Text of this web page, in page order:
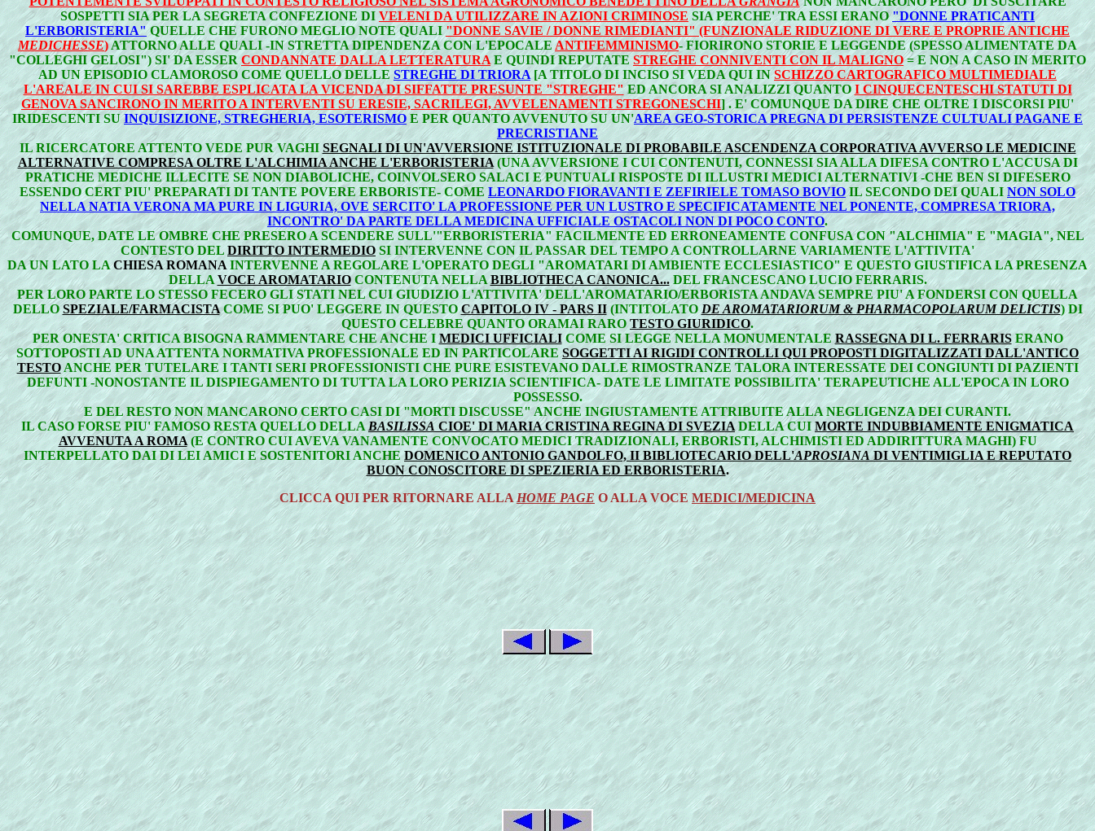
SOSPETTI SIA PER LA SEGRETA CONFEZIONE DI VELENI DA UTILIZZARE IN AZIONI CRIMINOSESIA PERCHE' TRA ESSI ERANO"DONNE PRATICANTI
L'ERBORISTERIA"QUELLE CHE FURONO MEGLIO NOTE QUALI"DONNE SAVIE / DONNE RIMEDIANTI" (FUNZIONALE RIDUZIONE DI VERE E PROPRIE ANTICHE
MEDICHESSE)ATTORNO ALLE QUALI -IN STRETTA DIPENDENZA CON L'EPOCALE ANTIFEMMINISMO- FIORIRONO STORIE E LEGGENDE (SPESSO ALIMENTATE DA
"COLLEGHI GELOSI") SI' DA ESSER CONDANNATE DALLA LETTERATURA E QUINDI REPUTATE STREGHE CONNIVENTI CON IL MALIGNO= E NON A CASO IN MERITO
AD UN EPISODIO CLAMOROSO COME QUELLO DELLE STREGHE DI TRIORA[A TITOLO DI INCISO SI VEDA QUI INSCHIZZO CARTOGRAFICO MULTIMEDIALE
L'AREALE IN CUI SI SAREBBE ESPLICATA LA VICENDA DI SIFFATTE PRESUNTE "STREGHE"ED ANCORA SI ANALIZZI QUANTOI CINQUECENTESCHI STATUTI DI
GENOVA SANCIRONO IN MERITO A INTERVENTI SU ERESIE, SACRILEGI, AVVELENAMENTI STREGONESCHI] . E' COMUNQUE DA DIRE CHE OLTRE I DISCORSI PIU'
IRIDESCENTI SUINQUISIZIONE, STREGHERIA, ESOTERISMOE PER QUANTO AVVENUTO SU UN'AREA GEO-STORICA PREGNA DI PERSISTENZE CULTUALI PAGANE E
PRECRISTIANE
IL RICERCATORE ATTENTO VEDE PUR VAGHISEGNALI DI UN'AVVERSIONE ISTITUZIONALE DI PROBABILE ASCENDENZA CORPORATIVA AVVERSO LE MEDICINE
ALTERNATIVE COMPRESA OLTRE L'ALCHIMIA ANCHE L'ERBORISTERIA(UNA AVVERSIONE I CUI CONTENUTI, CONNESSI SIA ALLA DIFESA CONTRO L'ACCUSA DI
PRATICHE MEDICHE ILLECITE SE NON DIABOLICHE, COINVOLSERO SALACI E PUNTUALI RISPOSTE DI ILLUSTRI MEDICI ALTERNATIVI -CHE BEN SI DIFESERO
ESSENDO CERT PIU' PREPARATI DI TANTE POVERE ERBORISTE- COME LEONARDO FIORAVANTI E ZEFIRIELE TOMASO BOVIOIL SECONDO DEI QUALINON SOLO
NELLA NATIA VERONA MA PURE IN LIGURIA, OVE SERCITO' LA PROFESSIONE PER UN LUSTRO E SPECIFICATAMENTE NEL PONENTE, COMPRESA TRIORA,
INCONTRO' DA PARTE DELLA MEDICINA UFFICIALE OSTACOLI NON DI POCO CONTO.
COMUNQUE, DATE LE OMBRE CHE PRESERO A SCENDERE SULL'"ERBORISTERIA" FACILMENTE ED ERRONEAMENTE CONFUSA CON "ALCHIMIA" E "MAGIA", NEL
CONTESTO DELDIRITTO INTERMEDIO SI INTERVENNE CON IL PASSAR DEL TEMPO A CONTROLLARNE VARIAMENTE L'ATTIVITA'
DA UN LATO LACHIESA ROMANAINTERVENNE A REGOLARE L'OPERATO DEGLI "AROMATARI DI AMBIENTE ECCLESIASTICO" E QUESTO GIUSTIFICA LA PRESENZA
DELLAVOCE AROMATARIOCONTENUTA NELLABIBLIOTHECA CANONICA...DEL FRANCESCANO LUCIO FERRARIS.
PER LORO PARTE LO STESSO FECERO GLI STATI NEL CUI GIUDIZIO L'ATTIVITA' DELL'AROMATARIO/ERBORISTA ANDAVA SEMPRE PIU' A FONDERSI CON QUELLA
DELLOSPEZIALE/FARMACISTACOME SI PUO' LEGGERE IN QUESTOCAPITOLO IV - PARS II(INTITOLATODE AROMATARIORUM & PHARMACOPOLARUM DELICTIS) DI
QUESTO CELEBRE QUANTO ORAMAI RAROTESTO GIURIDICO.
PER ONESTA' CRITICA BISOGNA RAMMENTARE CHE ANCHE IMEDICI UFFICIALICOME SI LEGGE NELLA MONUMENTALE RASSEGNA DI L. FERRARISERANO
SOTTOPOSTI AD UNA ATTENTA NORMATIVA PROFESSIONALE ED IN PARTICOLARESOGGETTI AI RIGIDI CONTROLLI QUI PROPOSTI DIGITALIZZATI DALL'ANTICO
TESTOANCHE PER TUTELARE I TANTI SERI PROFESSIONISTI CHE PURE ESISTEVANO DALLE RIMOSTRANZE TALORA INTERESSATE DEI CONGIUNTI DI PAZIENTI
DEFUNTI -NONOSTANTE IL DISPIEGAMENTO DI TUTTA LA LORO PERIZIA SCIENTIFICA- DATE LE LIMITATE POSSIBILITA' TERAPEUTICHE ALL'EPOCA IN LORO
POSSESSO.
E DEL RESTO NON MANCARONO CERTO CASI DI "MORTI DISCUSSE" ANCHE INGIUSTAMENTE ATTRIBUITE ALLA NEGLIGENZA DEI CURANTI.
IL CASO FORSE PIU' FAMOSO RESTA QUELLO DELLA BASILISSACIOE' DI MARIA CRISTINA REGINA DI SVEZIA DELLA CUIMORTE INDUBBIAMENTE ENIGMATICA
AVVENUTA A ROMA(E CONTRO CUI AVEVA VANAMENTE CONVOCATO MEDICI TRADIZIONALI, ERBORISTI, ALCHIMISTI ED ADDIRITTURA MAGHI) FU
INTERPELLATO DAI DI LEI AMICI E SOSTENITORI ANCHEDOMENICO ANTONIO GANDOLFO, II BIBLIOTECARIO DELL'APROSIANADI VENTIMIGLIA E REPUTATO
BUON CONOSCITORE DI SPEZIERIA ED ERBORISTERIA.
CLICCA QUI PER RITORNARE ALLAHOME PAGE O ALLA VOCEMEDICI/MEDICINA